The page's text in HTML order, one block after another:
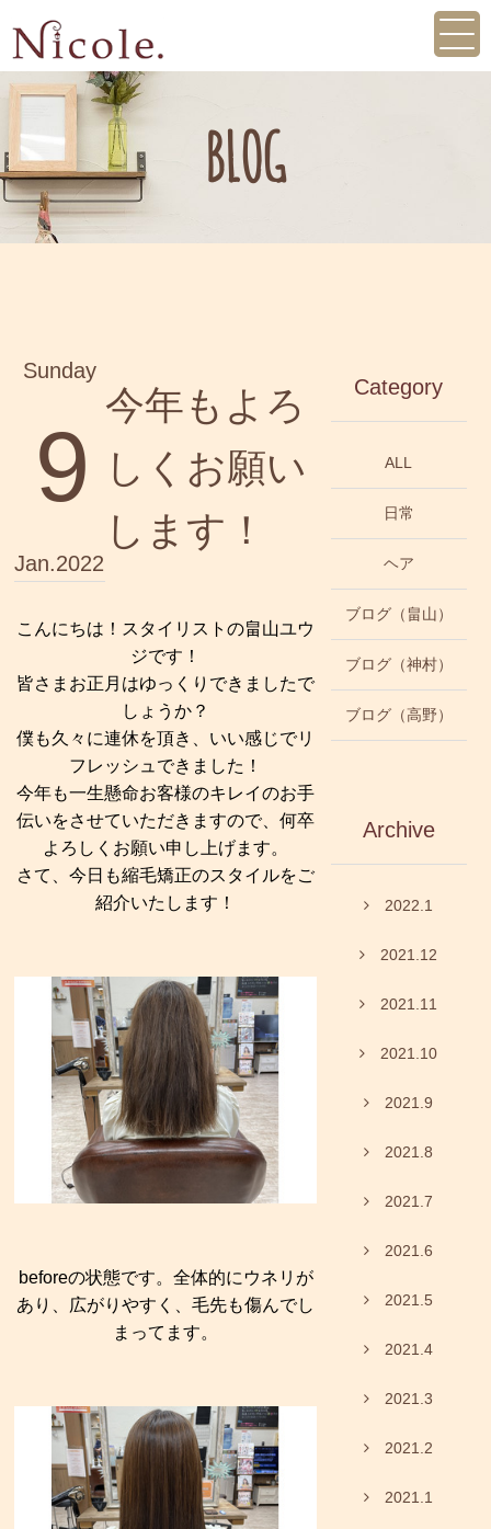
CONCEPT STYLE GALLERY
SALON INFO
BLOG
BLOG
Sunday
9
Jan.2022
今年もよろ
しくお願い
します！
こんにちは！スタイリストの畠山ユウ
ジです！
皆さまお正月はゆっくりできましたで
しょうか？
僕も久々に連休を頂き、いい感じでリ
フレッシュできました！
今年も一生懸命お客様のキレイのお手
伝いをさせていただきますので、何卒
よろしくお願い申し上げます。
さて、今日も縮毛矯正のスタイルをご
紹介いたします！
beforeの状態です。全体的にウネリが
あり、広がりやすく、毛先も傷んでし
まってます。
Category
ALL
日常
ヘア
ブログ（畠山）
ブログ（神村）
ブログ（高野）
Archive
2022.1
2021.12
2021.11
2021.10
2021.9
2021.8
2021.7
2021.6
2021.5
2021.4
2021.3
2021.2
2021.1